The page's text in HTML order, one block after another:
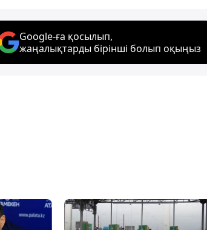
Google-ға қосылып,
жаңалықтарды бірінші болып оқыңыз